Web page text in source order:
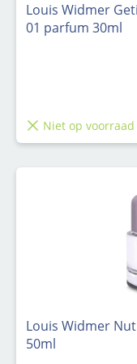
Louis Widmer
01 parfum 30ml
Niet op voorraad
Louis Widmer
50ml